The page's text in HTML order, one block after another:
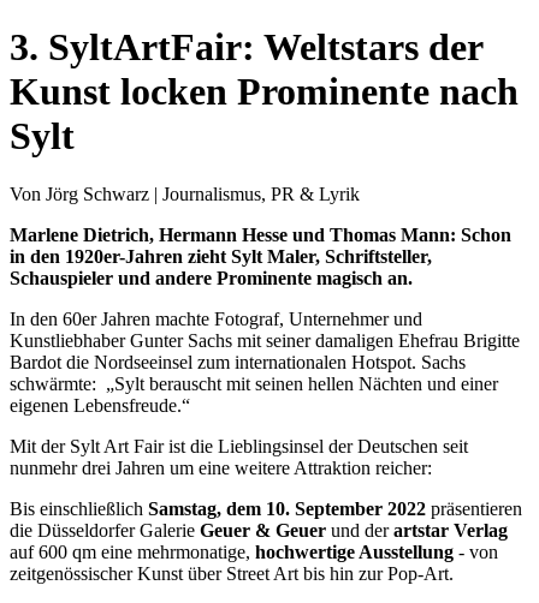
3. SyltArtFair: Weltstars der
Kunst locken Prominente nach
Sylt
Von Jörg Schwarz | Journalismus, PR & Lyrik
Marlene Dietrich, Hermann Hesse und Thomas Mann: Schon
in den 1920er-Jahren zieht Sylt Maler, Schriftsteller,
Schauspieler und andere Prominente magisch an.
In den 60er Jahren machte Fotograf, Unternehmer und
Kunstliebhaber Gunter Sachs mit seiner damaligen Ehefrau Brigitte
Bardot die Nordseeinsel zum internationalen Hotspot. Sachs
schwärmte: „Sylt berauscht mit seinen hellen Nächten und einer
eigenen Lebensfreude.“
Mit der Sylt Art Fair ist die Lieblingsinsel der Deutschen seit
nunmehr drei Jahren um eine weitere Attraktion reicher:
Bis einschließlich Samstag, dem 10. September 2022 präsentieren
die Düsseldorfer Galerie Geuer & Geuer und derartstar Verlag
auf 600 qm eine mehrmonatige, hochwertige Ausstellung - von
zeitgenössischer Kunst über Street Art bis hin zur Pop-Art.